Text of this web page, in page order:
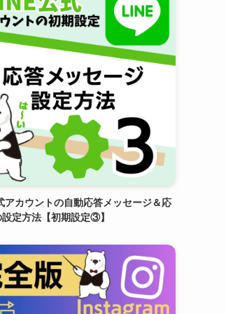
アカウントの自動応答メッセージ＆応
定方法【初期設定③】